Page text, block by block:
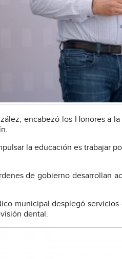
encabezó los Honores a
la educación es trabajar
de gobierno desarrollan
municipal desplegó
dental.